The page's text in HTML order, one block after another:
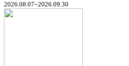
2026.08.07~2026.09.30